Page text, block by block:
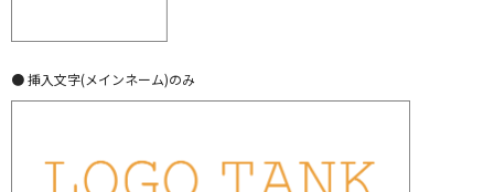
● 挿入文字(メインネーム)のみ